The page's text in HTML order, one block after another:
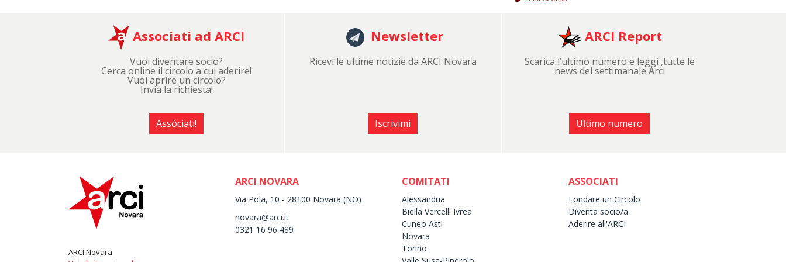
Associati ad ARCI
Vuoi diventare socio?
Cerca online il circolo a cui aderire!
Vuoi aprire un circolo?
Invia la richiesta!
Assòciati!
Newsletter
Ricevi le ultime notizie da ARCI Novara
Iscrivimi
ARCI Report
Scarica l’ultimo numero e leggi ,tutte le
news del settimanale Arci
Ultimo numero
ARCI Novara
ARCI NOVARA
Via Pola, 10 - 28100 Novara (NO)
novara@arci.it
0321 16 96 489
COMITATI
Alessandria
Biella Vercelli Ivrea
Cuneo Asti
Novara
Torino
ASSOCIATI
Fondare un Circolo
Diventa socio/a
Aderire all'ARCI